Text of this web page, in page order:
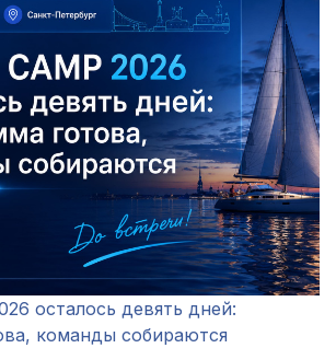
осталось девять дней:
команды собираются